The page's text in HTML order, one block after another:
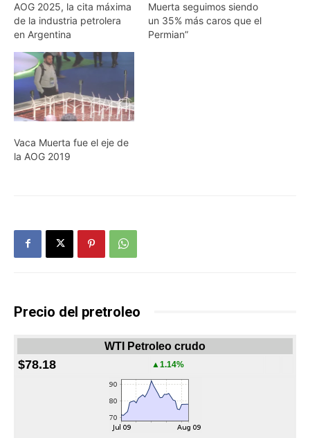
AOG 2025, la cita máxima
de la industria petrolera
en Argentina
Muerta seguimos siendo
un 35% más caros que el
Permian”
Vaca Muerta fue el eje de
la AOG 2019
Precio del pretroleo
WTI Petroleo crudo
$78.18 ▲1.14%